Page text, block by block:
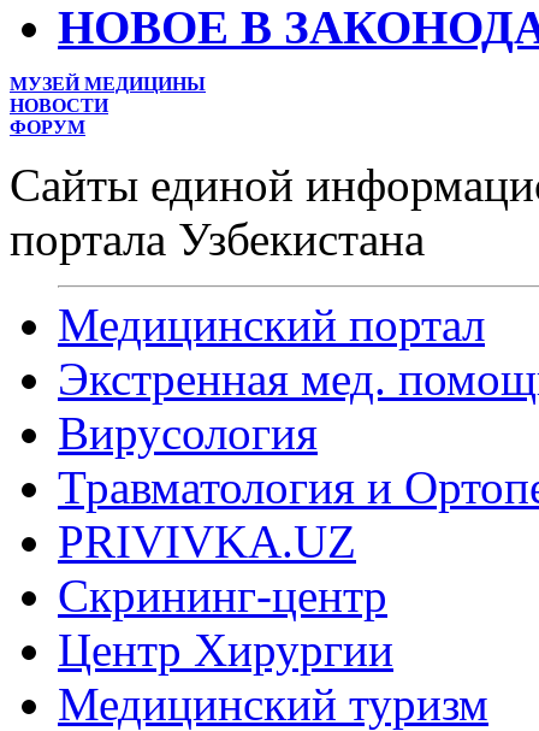
НОВОЕ В
МУЗЕЙ МЕДИЦИНЫ
НОВОСТИ
ФОРУМ
Сайты единой
портала Узбекистана
Медицинский портал
Экстренная мед.
Вирусология
Травматология и
PRIVIVKA.UZ
Скрининг-центр
Центр Хирургии
Медицинский туризм